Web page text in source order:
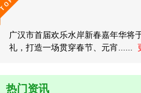
广汉市首届欢乐水岸新春嘉年华将
礼，打造一场贯穿春节、元宵......
热门资讯